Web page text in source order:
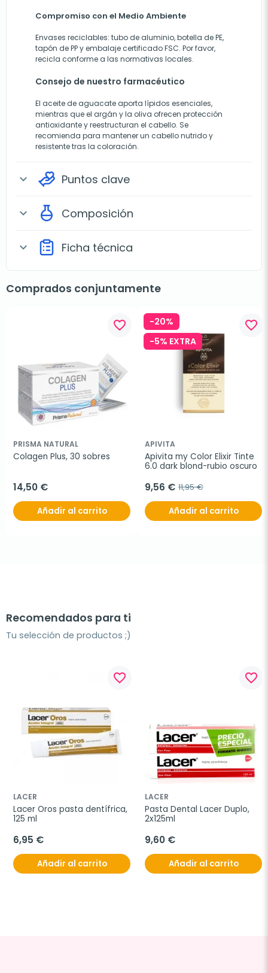
Compromiso con el Medio Ambiente
Envases reciclables: tubo de aluminio, botella de PE,
tapón de PP y embalaje certificado FSC. Por favor,
recicla conforme a las normativas locales.
Consejo de nuestro farmacéutico
El aceite de aguacate aporta lípidos esenciales,
mientras que el argán y la oliva ofrecen protección
antioxidante y reestructuran el cabello. Se
recomienda para mantener un cabello nutrido y
resistente tras la coloración.
expand_more Puntos clave
expand_more Composición
expand_more Ficha técnica
Comprados conjuntamente
favorite_border
PRISMA NATURAL
Colagen Plus, 30 sobres
14,50 €
Añadir al carrito
-20%
-5% EXTRA
favorite_border
APIVITA
Apivita my Color Elixir Tinte
6.0 dark blond-rubio oscuro
9,56 € 11,95 €
Añadir al carrito
Recomendados para ti
Tu selección de productos ;)
favorite_border
LACER
Lacer Oros pasta dentífrica,
125 ml
6,95 €
Añadir al carrito
favorite_border
LACER
Pasta Dental Lacer Duplo,
2x125ml
9,60 €
Añadir al carrito